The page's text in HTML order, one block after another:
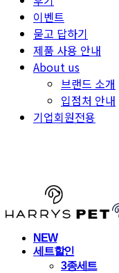
이벤트
묻고 답하기
제품 사용 안내
About us
브랜드 소개
입점처 안내
기업회원전용
NEW
세트할인
3종세트